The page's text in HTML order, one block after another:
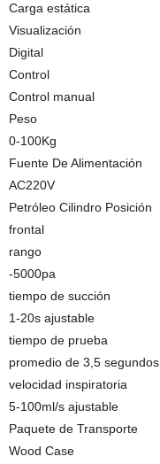
Carga estática
Visualización
Digital
Control
Control manual
Peso
0-100Kg
Fuente De Alimentación
AC220V
Petróleo Cilindro Posición
frontal
rango
-5000pa
tiempo de succión
1-20s ajustable
tiempo de prueba
promedio de 3,5 segundos
velocidad inspiratoria
5-100ml/s ajustable
Paquete de Transporte
Wood Case